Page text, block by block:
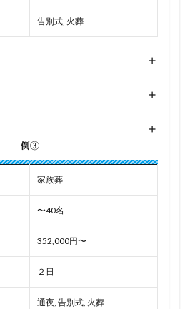
告別式, 火葬
+
+
+
例③
家族葬
〜40名
352,000円〜
２日
通夜, 告別式, 火葬